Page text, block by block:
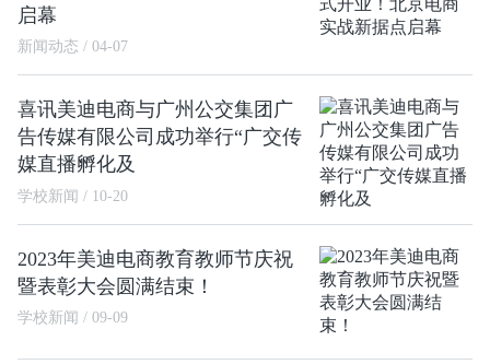
启幕
新闻动态 / 04-07
喜讯美迪电商与广州公交集团广
告传媒有限公司成功举行“广交传
媒直播孵化及
学校新闻 / 10-20
2023年美迪电商教育教师节庆祝
暨表彰大会圆满结束！
学校新闻 / 09-09